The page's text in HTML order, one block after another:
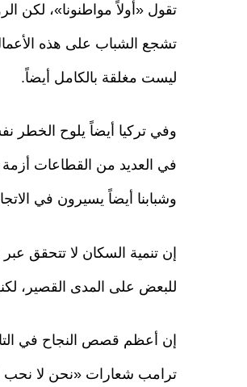
تقول «أولاً مواطنونا»، لكن
تشجع الشباب على هذه
ليست مغلقة بالكامل أيضاً.
وفي تركيا أيضاً يلوح الخطر
في العديد من القطاعات أزمة
وشبابنا أيضاً يسيرون في
إن تنمية السكان لا تتحقق
للبعض على المدى القصير،
إن أعظم قصص النجاح في
ترامب شعارات «نحن لا نحب